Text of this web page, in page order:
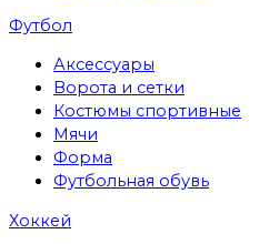
Футбол
Аксессуары
Ворота и сетки
Костюмы спортивные
Мячи
Форма
Футбольная обувь
Хоккей